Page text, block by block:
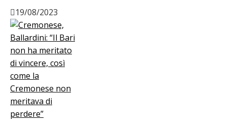
19/08/2023